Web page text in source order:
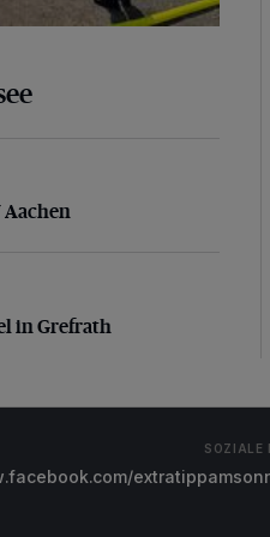
Aachen
Aachen
Grefrath
in Grefrath
SOZIALE